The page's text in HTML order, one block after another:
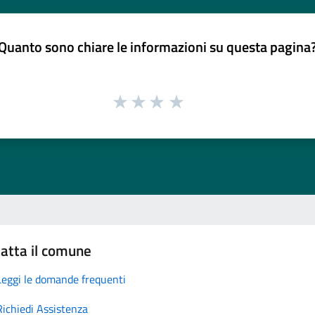
sono chiare le informazioni su questa
il comune
le domande frequenti
Assistenza